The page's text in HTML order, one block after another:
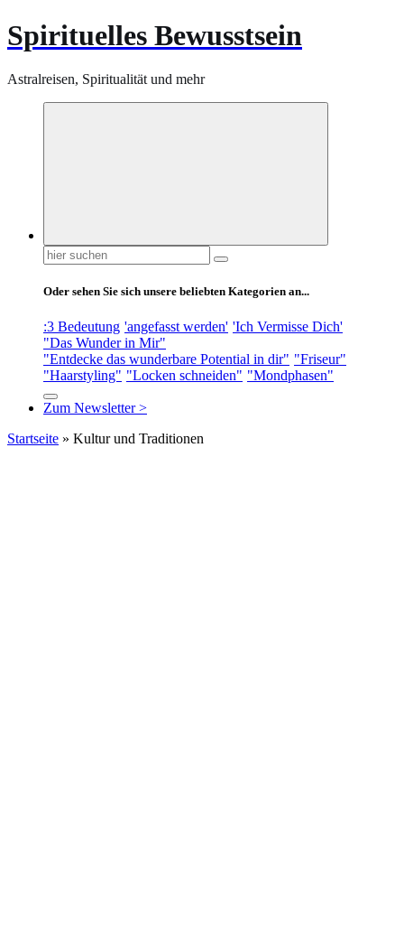
Spirituelles Bewusstsein
Astralreisen, Spiritualität und mehr
Suchen
nach:
Oder sehen Sie sich unsere beliebten Kategorien an...
:3 Bedeutung 'angefasst werden' 'Ich Vermisse Dich'
"Das Wunder in Mir"
"Entdecke das wunderbare Potential in dir" "Friseur"
"Haarstyling" "Locken schneiden" "Mondphasen"
Zum Newsletter >
Startseite » Kultur und Traditionen